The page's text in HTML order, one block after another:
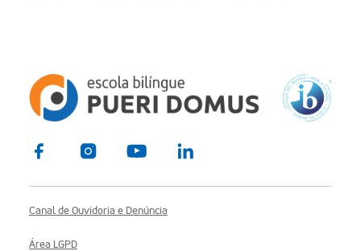
Canal de Ouvidoria e Denúncia
Área LGPD